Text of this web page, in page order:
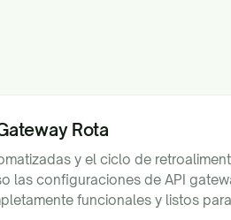
Rota
y el ciclo de
las configuraciones de API
funcionales y listos